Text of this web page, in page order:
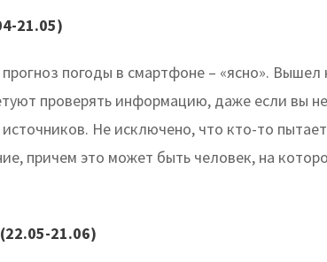
21.05)
погоды в смартфоне – «ясно». Вышел
проверять информацию, даже если вы
Не исключено, что кто-то
причем это может быть человек, на
21.06)